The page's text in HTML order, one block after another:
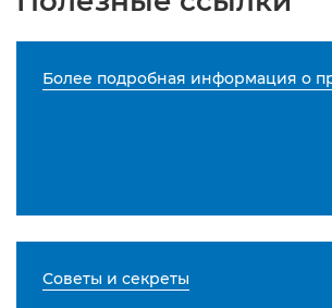
Более подробная информация о
Советы и секреты